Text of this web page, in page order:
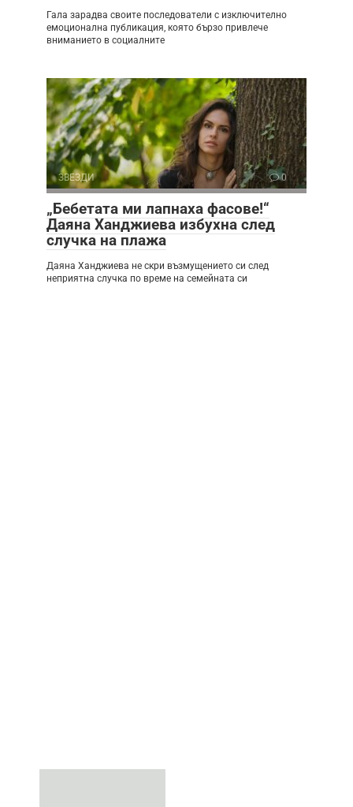
Гала зарадва своите последователи с изключително
емоционална публикация, която бързо привлече
вниманието в социалните
ЗВЕЗДИ 0
„Бебетата ми лапнаха фасове!“
Даяна Ханджиева избухна след
случка на плажа
Даяна Ханджиева не скри възмущението си след
неприятна случка по време на семейната си